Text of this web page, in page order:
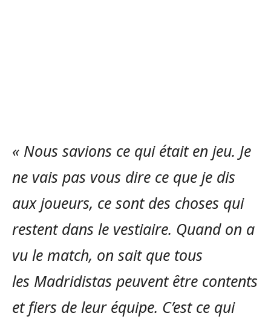
« Nous savions ce qui était en jeu. Je
ne vais pas vous dire ce que je dis
aux joueurs, ce sont des choses qui
restent dans le vestiaire. Quand on a
vu le match, on sait que tous
les Madridistas peuvent être contents
et fiers de leur équipe. C’est ce qui